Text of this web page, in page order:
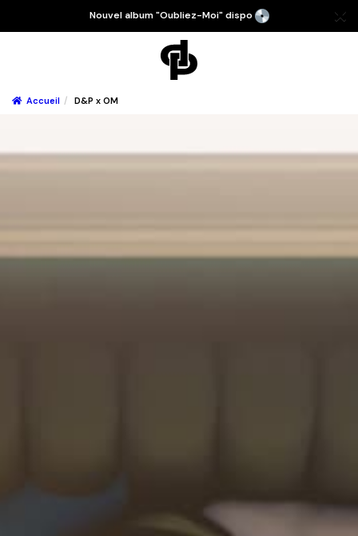
Nouvel album "Oubliez-Moi" dispo
Accueil D&P x OM